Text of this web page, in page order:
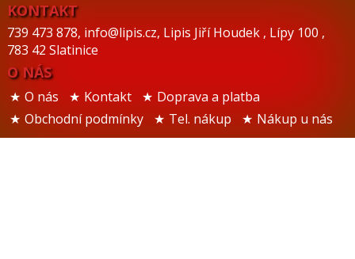
KONTAKT
739 473 878, info@lipis.cz, Lipis Jiří Houdek , Lípy 100 ,
783 42 Slatinice
O NÁS
O nás Kontakt
Doprava a platba
Obchodní podmínky
Tel. nákup Nákup u nás